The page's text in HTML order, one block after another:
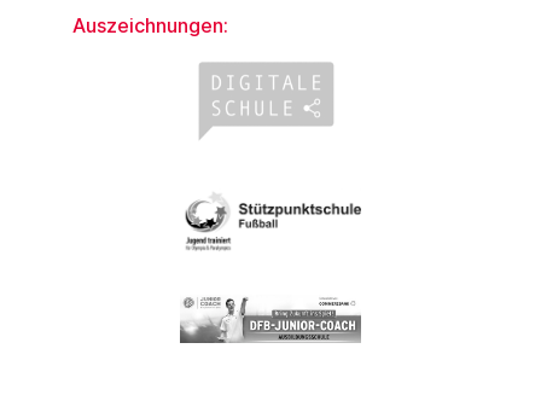
Auszeichnungen: